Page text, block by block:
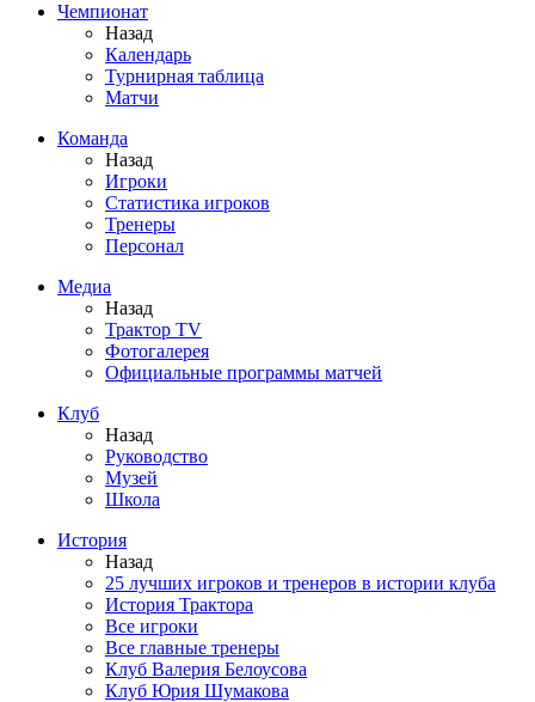
Чемпионат
Назад
Календарь
Турнирная таблица
Матчи
Команда
Назад
Игроки
Статистика игроков
Тренеры
Персонал
Медиа
Назад
Трактор TV
Фотогалерея
Официальные программы матчей
Клуб
Назад
Руководство
Музей
Школа
История
Назад
25 лучших игроков и тренеров в истории клуба
История Трактора
Все игроки
Все главные тренеры
Клуб Валерия Белоусова
Клуб Юрия Шумакова